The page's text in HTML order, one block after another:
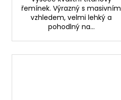
řemínek. Výrazný s masivním
vzhledem, velmi lehký a
pohodlný na...